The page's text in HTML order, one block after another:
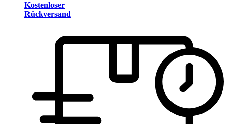
Kostenloser
Rückversand